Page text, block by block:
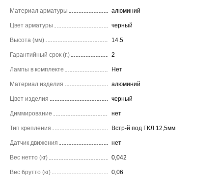
Материал арматуры алюминий
Цвет арматуры черный
Высота (мм) 14.5
Гарантийный срок (г.) 2
Лампы в комплекте Нет
Материал изделия алюминий
Цвет изделия черный
Диммирование нет
Тип крепления Встр-й под ГКЛ 12,5мм
Датчик движения нет
Вес нетто (кг) 0,042
Вес брутто (кг) 0,06